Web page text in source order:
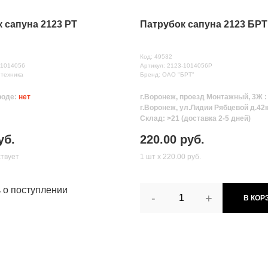
сапуна 2123 РТ
нет
о поступлении
Патрубок сапуна 2123 БРТ
Код: 49532
Артикул: 2123-1014056Р
Бренд: ОАО "БРТ"
г.Воронеж, проезд Монтажный, 3Ж
г.Воронеж, ул.Лидии Рябцевой
Склад: >21 (доставка 2-5 дней)
220.00 руб.
1 шт х 220.00 руб.
- + В